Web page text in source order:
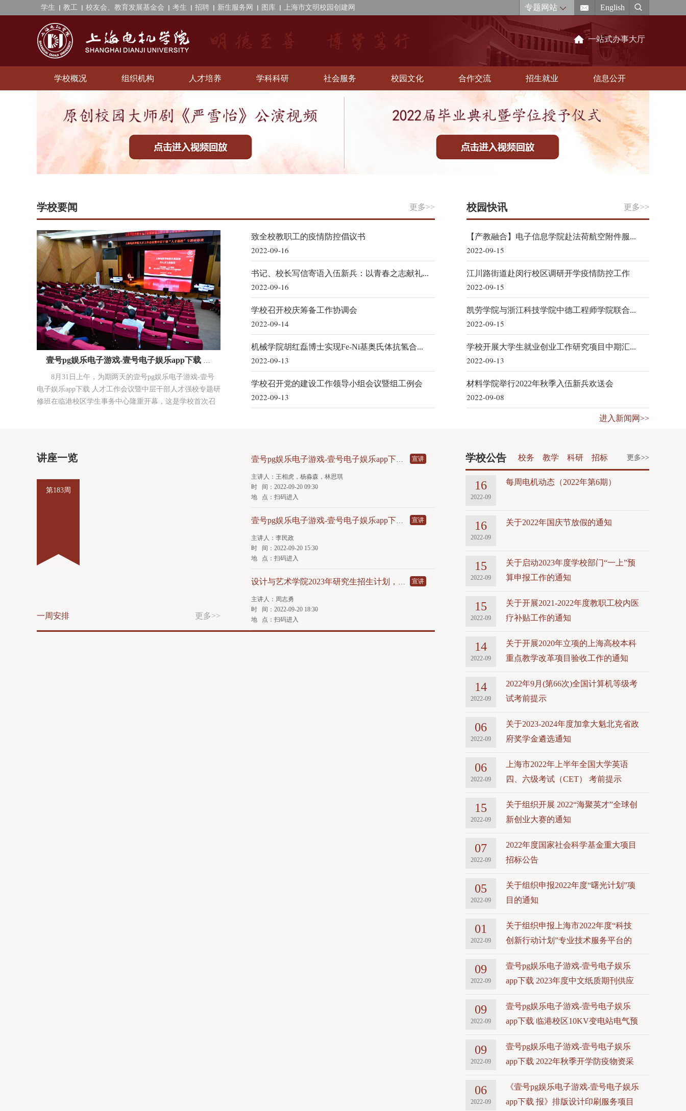
学生 教工 校友会、教育发展基金会 考生 招聘 新生服务网 图库 上海市文明校园创建网 专题网站 English
一站式办事大厅
学校概况 组织机构 人才培养 学科科研 社会服务 校园文化 合作交流 招生就业 信息公开
学校要闻 更多>>
壹号pg娱乐电子游戏-壹号电子娱乐app下载 首次人才工作会议暨中层干部人才...
8月31日上午，为期两天的壹号pg娱乐电子游戏-壹号
电子娱乐app下载 人才工作会议暨中层干部人才强校专题研
修班在临港校区学生事务中心隆重开幕，这是学校首次召
人才处处长王庆宇、临港新片区党群工作部副部长杨武，
全体校领导，中层干部、教师代表、统战人士代表等共240
游戏-壹号电子娱乐app下载 党委书记鲁雄刚主持，第二阶
出一条具有电机学院特色的高质量发展新路；三是牢记立
港新片区管委会专职副主任赵义怀回顾了临港新片区和壹
号pg娱乐电子游戏-壹号电子娱乐app下载 入驻临港这些年
的发展成绩，肯定了我校人
致全校教职工的疫情防控倡议书
2022-09-16
书记、校长写信寄语入伍新兵：以青春之志献礼...
2022-09-16
学校召开校庆筹备工作协调会
2022-09-14
机械学院胡红磊博士实现Fe-Ni基奥氏体抗氢合...
2022-09-13
学校召开党的建设工作领导小组会议暨组工例会
2022-09-13
校园快讯 更多>>
【产教融合】电子信息学院赴法荷航空附件服...
2022-09-15
江川路街道赴闵行校区调研开学疫情防控工作
2022-09-15
凯劳学院与浙江科技学院中德工程师学院联合...
2022-09-15
学校开展大学生就业创业工作研究项目中期汇...
2022-09-13
材料学院举行2022年秋季入伍新兵欢送会
2022-09-08
进入新闻网>>
讲座一览
第183周
一周安排 更多>>
壹号pg娱乐电子游戏-壹号电子娱乐app下载 2023年研究生招生线上宣讲会材料学院专场 宣讲
主讲人： 王相虎，杨淼森，林思琪
时 间：2022-09-20 09:30
地 点：扫码进入
壹号pg娱乐电子游戏-壹号电子娱乐app下载 2023年研究生招生线上宣讲会电子信息学院专场 宣讲
主讲人：李民政
时 间：2022-09-20 15:30
地 点：扫码进入
设计与艺术学院2023年研究生招生计划，学院专业建设情况 宣讲
主讲人： 周志勇
时 间：2022-09-20 18:30
地 点：扫码进入
学校公告 校务 教学 科研 招标 更多>>
16
2022-09
每周电机动态（2022年第6期）
16
2022-09
关于2022年国庆节放假的通知
15
2022-09
关于启动2023年度学校部门“一上”预
算申报工作的通知
15
2022-09
关于开展2021-2022年度教职工校内医
疗补贴工作的通知
更多>>
14
2022-09
关于开展2020年立项的上海高校本科
重点教学改革项目验收工作的通知
14
2022-09
2022年9月(第66次)全国计算机等级考
试考前提示
06
2022-09
关于2023-2024年度加拿大魁北克省政
府奖学金遴选通知
06
2022-09
上海市2022年上半年全国大学英语
四、六级考试（CET） 考前提示
更多>>
15
2022-09
关于组织开展 2022“海聚英才”全球创
新创业大赛的通知
07
2022-09
2022年度国家社会科学基金重大项目
招标公告
05
2022-09
关于组织申报2022年度“曙光计划”项
目的通知
01
2022-09
关于组织申报上海市2022年度“科技
创新行动计划”专业技术服务平台的
更多>>
09
2022-09
壹号pg娱乐电子游戏-壹号电子娱乐
app下载 2023年度中文纸质期刊供应
09
2022-09
壹号pg娱乐电子游戏-壹号电子娱乐
app下载 临港校区10KV变电站电气预
09
2022-09
壹号pg娱乐电子游戏-壹号电子娱乐
app下载 2022年秋季开学防疫物资采
06
2022-09
《壹号pg娱乐电子游戏-壹号电子娱乐
app下载 报》排版设计印刷服务项目